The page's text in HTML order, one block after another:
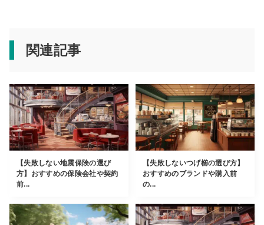
関連記事
【失敗しない地震保険の選び
方】おすすめの保険会社や契約
前...
【失敗しないつげ櫛の選び方】
おすすめのブランドや購入前
の...